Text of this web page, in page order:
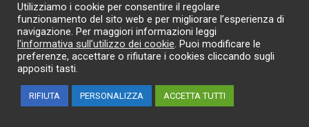
Utilizziamo i cookie per consentire il regolare
funzionamento del sito web e per migliorare l’esperienza di
navigazione. Per maggiori informazioni leggi
l'informativa sull’utilizzo dei cookie. Puoi modificare le
preferenze, accettare o rifiutare i cookies cliccando sugli
appositi tasti.
RIFIUTA PERSONALIZZA ACCETTA TUTTI